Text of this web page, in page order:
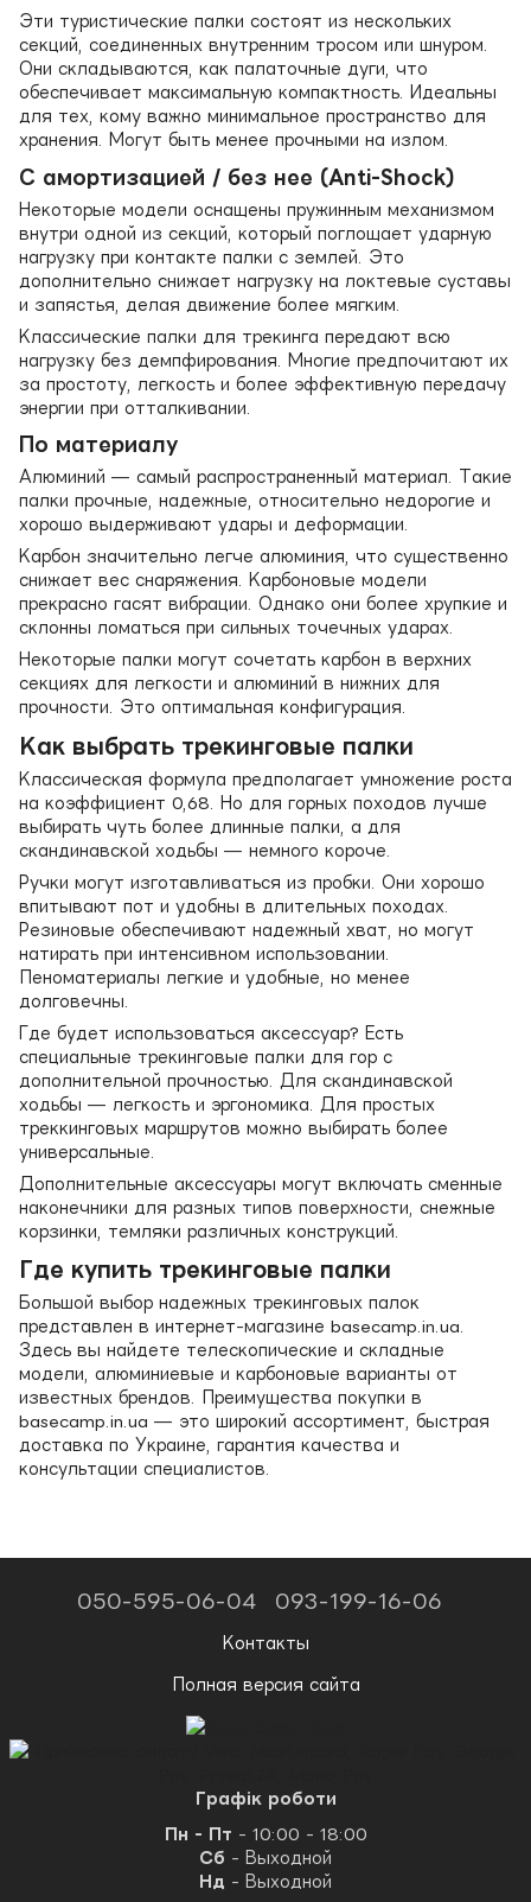
Эти туристические палки состоят из нескольких
секций, соединенных внутренним тросом или шнуром.
Они складываются, как палаточные дуги, что
обеспечивает максимальную компактность. Идеальны
для тех, кому важно минимальное пространство для
хранения. Могут быть менее прочными на излом.
С амортизацией / без нее (Anti-Shock)
Некоторые модели оснащены пружинным механизмом
внутри одной из секций, который поглощает ударную
нагрузку при контакте палки с землей. Это
дополнительно снижает нагрузку на локтевые суставы
и запястья, делая движение более мягким.
Классические палки для трекинга передают всю
нагрузку без демпфирования. Многие предпочитают их
за простоту, легкость и более эффективную передачу
энергии при отталкивании.
По материалу
Алюминий — самый распространенный материал. Такие
палки прочные, надежные, относительно недорогие и
хорошо выдерживают удары и деформации.
Карбон значительно легче алюминия, что существенно
снижает вес снаряжения. Карбоновые модели
прекрасно гасят вибрации. Однако они более хрупкие и
склонны ломаться при сильных точечных ударах.
Некоторые палки могут сочетать карбон в верхних
секциях для легкости и алюминий в нижних для
прочности. Это оптимальная конфигурация.
Как выбрать трекинговые палки
Классическая формула предполагает умножение роста
на коэффициент 0,68. Но для горных походов лучше
выбирать чуть более длинные палки, а для
скандинавской ходьбы — немного короче.
Ручки могут изготавливаться из пробки. Они хорошо
впитывают пот и удобны в длительных походах.
Резиновые обеспечивают надежный хват, но могут
натирать при интенсивном использовании.
Пеноматериалы легкие и удобные, но менее
долговечны.
Где будет использоваться аксессуар? Есть
специальные трекинговые палки для гор с
дополнительной прочностью. Для скандинавской
ходьбы — легкость и эргономика. Для простых
треккинговых маршрутов можно выбирать более
универсальные.
Дополнительные аксессуары могут включать сменные
наконечники для разных типов поверхности, снежные
корзинки, темляки различных конструкций.
Где купить трекинговые палки
Большой выбор надежных трекинговых палок
представлен в интернет-магазине basecamp.in.ua.
Здесь вы найдете телескопические и складные
модели, алюминиевые и карбоновые варианты от
известных брендов. Преимущества покупки в
basecamp.in.ua — это широкий ассортимент, быстрая
доставка по Украине, гарантия качества и
консультации специалистов.
050-595-06-04 093-199-16-06
Контакты
Полная версия сайта
Графік роботи
Пн - Пт - 10:00 - 18:00
Сб - Выходной
Нд - Выходной